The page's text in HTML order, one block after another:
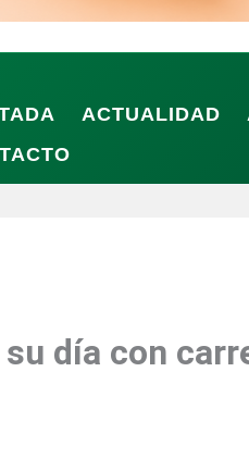
ACTUALIDAD
día con